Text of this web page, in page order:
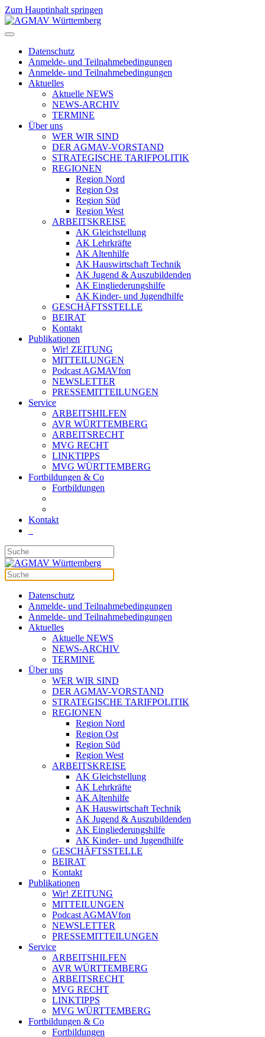
Zum Hauptinhalt springen
Datenschutz
Anmelde- und Teilnahmebedingungen
Anmelde- und Teilnahmebedingungen
Aktuelles
Aktuelle NEWS
NEWS-ARCHIV
TERMINE
Über uns
WER WIR SIND
DER AGMAV-VORSTAND
STRATEGISCHE TARIFPOLITIK
REGIONEN
Region Nord
Region Ost
Region Süd
Region West
ARBEITSKREISE
AK Gleichstellung
AK Lehrkräfte
AK Altenhilfe
AK Hauswirtschaft Technik
AK Jugend & Auszubildenden
AK Eingliederungshilfe
AK Kinder- und Jugendhilfe
GESCHÄFTSSTELLE
BEIRAT
Kontakt
Publikationen
Wir! ZEITUNG
MITTEILUNGEN
Podcast AGMAVfon
NEWSLETTER
PRESSEMITTEILUNGEN
Service
ARBEITSHILFEN
AVR WÜRTTEMBERG
ARBEITSRECHT
MVG RECHT
LINKTIPPS
MVG WÜRTTEMBERG
Fortbildungen & Co
Fortbildungen
Kontakt
Datenschutz
Anmelde- und Teilnahmebedingungen
Anmelde- und Teilnahmebedingungen
Aktuelles
Aktuelle NEWS
NEWS-ARCHIV
TERMINE
Über uns
WER WIR SIND
DER AGMAV-VORSTAND
STRATEGISCHE TARIFPOLITIK
REGIONEN
Region Nord
Region Ost
Region Süd
Region West
ARBEITSKREISE
AK Gleichstellung
AK Lehrkräfte
AK Altenhilfe
AK Hauswirtschaft Technik
AK Jugend & Auszubildenden
AK Eingliederungshilfe
AK Kinder- und Jugendhilfe
GESCHÄFTSSTELLE
BEIRAT
Kontakt
Publikationen
Wir! ZEITUNG
MITTEILUNGEN
Podcast AGMAVfon
NEWSLETTER
PRESSEMITTEILUNGEN
Service
ARBEITSHILFEN
AVR WÜRTTEMBERG
ARBEITSRECHT
MVG RECHT
LINKTIPPS
MVG WÜRTTEMBERG
Fortbildungen & Co
Fortbildungen